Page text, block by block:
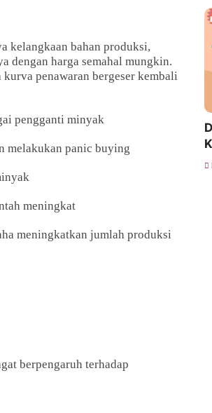
kelangkaan bahan produksi,
dengan harga semahal mungkin.
penawaran bergeser kembali
pengganti minyak
melakukan panic buying
meningkat
meningkatkan jumlah produksi
berpengaruh terhadap